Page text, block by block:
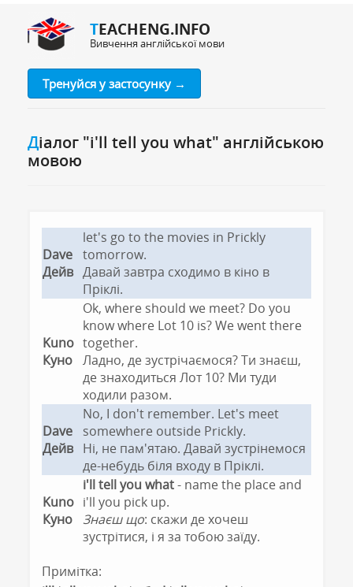
TEACHENG.INFO
Вивчення англійської мови
Тренуйся у застосунку →
Діалог "i'll tell you what" англійською
мовою
Dave
Дейв
let's go to the movies in Prickly
tomorrow.
Давай завтра сходимо в кіно в
Пріклі.
Kuno
Куно
Ok, where should we meet? Do you
know where Lot 10 is? We went there
together.
Ладно, де зустрічаємося? Ти знаєш,
де знаходиться Лот 10? Ми туди
ходили разом.
Dave
Дейв
No, I don't remember. Let's meet
somewhere outside Prickly.
Ні, не пам'ятаю. Давай зустрінемося
де-небудь біля входу в Пріклі.
Kuno
Куно
i'll tell you what- name the place and
i'll you pick up.
Знаєш що: скажи де хочеш
зустрітися, і я за тобою заїду.
Примітка: